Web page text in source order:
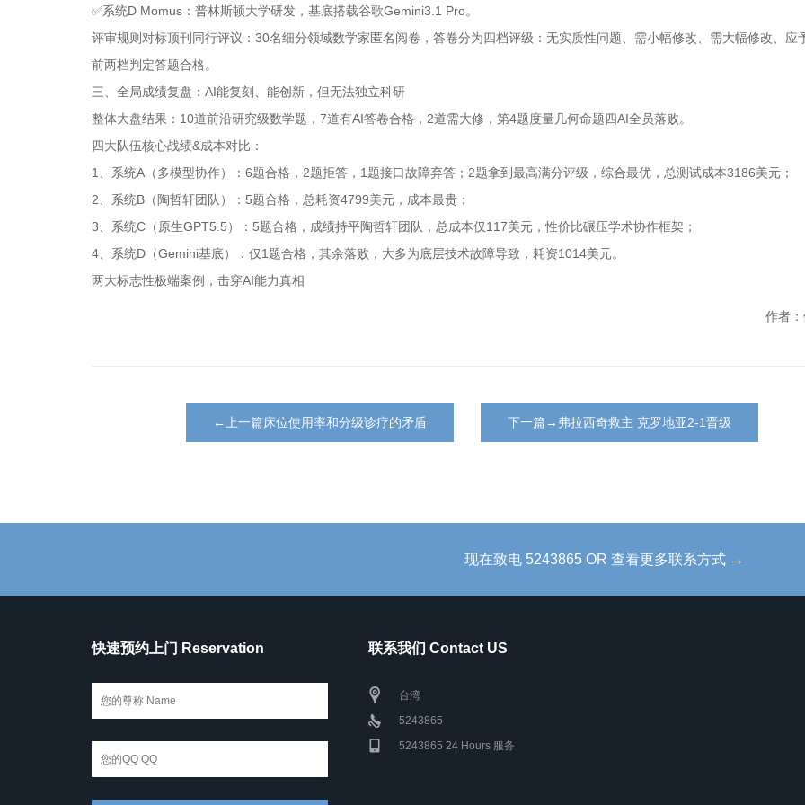
✅系统D Momus：普林斯顿大学研发，基底搭载谷歌Gemini3.1 Pro。
评审规则对标顶刊同行评议：30名细分领域数学家匿名阅卷，答卷分为四档评级：无实质性问题、需小幅修改、需大幅修改、应
前两档判定答题合格。
三、全局成绩复盘：AI能复刻、能创新，但无法独立科研
整体大盘结果：10道前沿研究级数学题，7道有AI答卷合格，2道需大修，第4题度量几何命题四AI全员落败。
四大队伍核心战绩&成本对比：
1、系统A（多模型协作）：6题合格，2题拒答，1题接口故障弃答；2题拿到最高满分评级，综合最优，总测试成本3186美元；
2、系统B（陶哲轩团队）：5题合格，总耗资4799美元，成本最贵；
3、系统C（原生GPT5.5）：5题合格，成绩持平陶哲轩团队，总成本仅117美元，性价比碾压学术协作框架；
4、系统D（Gemini基底）：仅1题合格，其余落败，大多为底层技术故障导致，耗资1014美元。
两大标志性极端案例，击穿AI能力真相
作者
←上一篇床位使用率和分级诊疗的矛盾 下一篇→弗拉西奇救主 克罗地亚2-1晋级
现在致电 5243865 OR 查看更多联系方式 →
快速预约上门 Reservation 联系我们 Contact US
台湾
5243865
5243865 24 Hours 服务